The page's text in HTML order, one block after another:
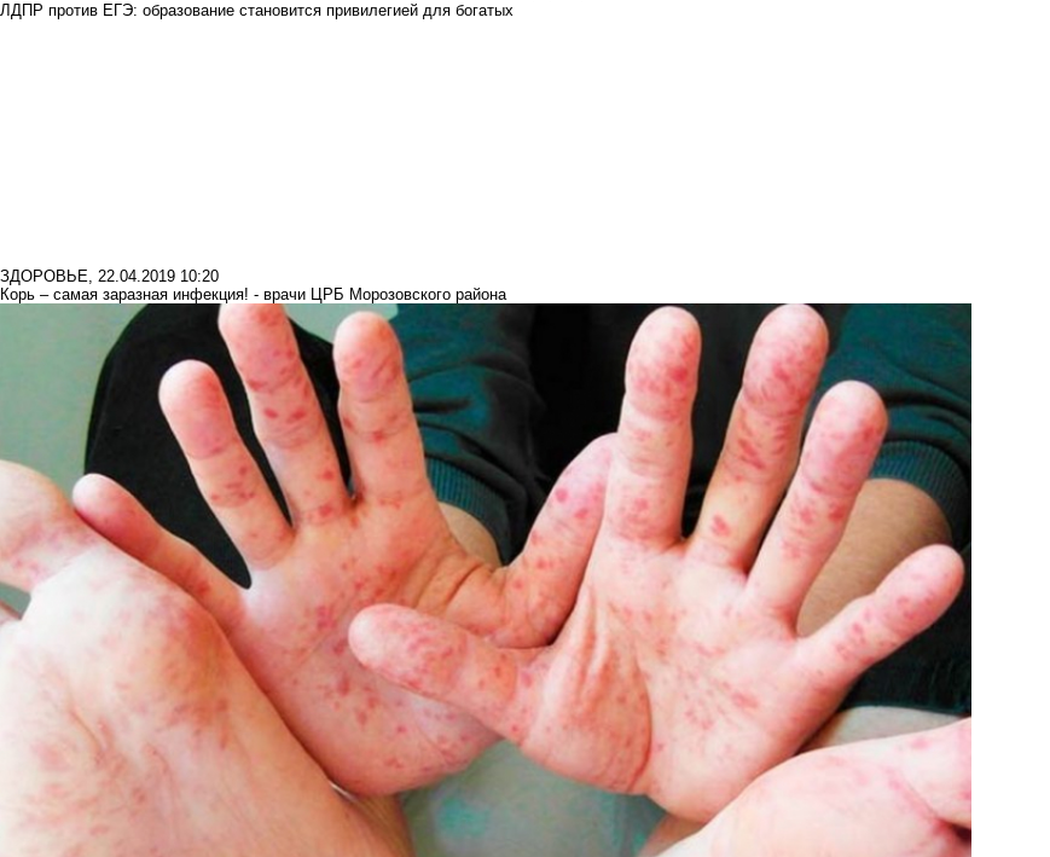
ЛДПР против ЕГЭ: образование становится привилегией для богатых
ЗДОРОВЬЕ, 22.04.2019 10:20
Корь – самая заразная инфекция! - врачи ЦРБ Морозовского района